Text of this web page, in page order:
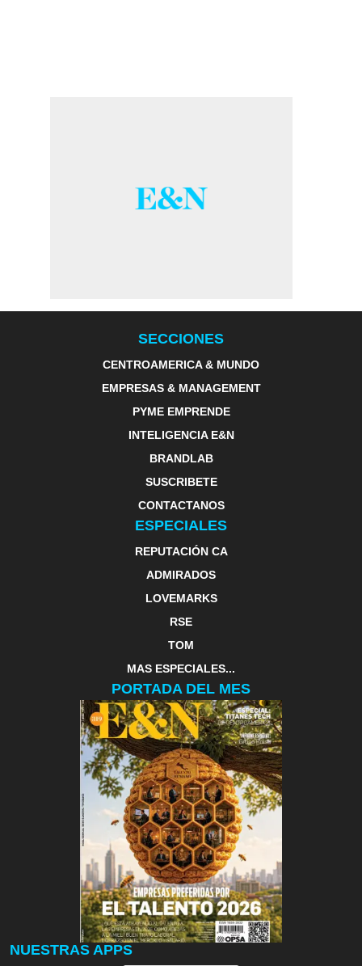
SECCIONES
CENTROAMERICA & MUNDO
EMPRESAS & MANAGEMENT
PYME EMPRENDE
INTELIGENCIA E&N
BRANDLAB
SUSCRIBETE
CONTACTANOS
ESPECIALES
REPUTACIÓN CA
ADMIRADOS
LOVEMARKS
RSE
TOM
MAS ESPECIALES...
PORTADA DEL MES
NUESTRAS APPS